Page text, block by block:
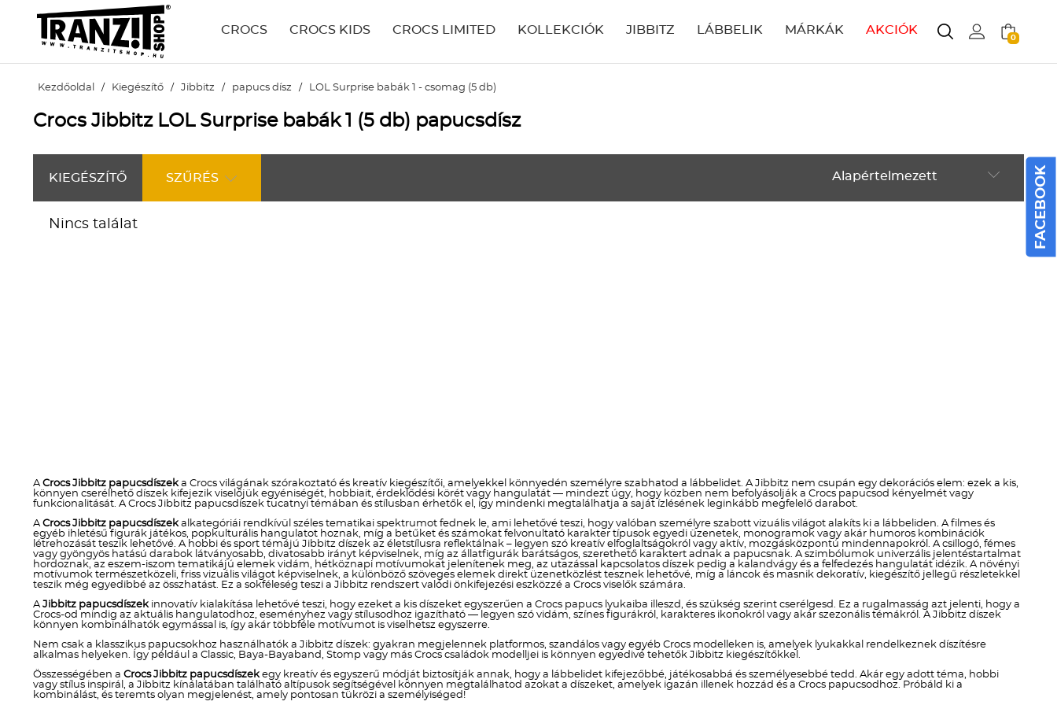
CROCS CROCS KIDS CROCS LIMITED KOLLEKCIÓK JIBBITZ LÁBBELIK MÁRKÁK AKCIÓK
0
Kezdőoldal / Kiegészítő / Jibbitz / papucs dísz / LOL Surprise babák 1 - csomag (5 db)
Crocs Jibbitz LOL Surprise babák 1 (5 db) papucsdísz
KIEGÉSZÍTŐ SZŰRÉS Alapértelmezett
Alapértelmezett
Nyári új termékek előre
Nincs találat
ACrocs Jibbitz papucsdíszeka Crocs világának szórakoztató és kreatív kiegészítői, amelyekkel könnyedén személyre szabhatod a lábbelidet. A Jibbitz nem csupán egy dekorációs elem: ezek a kis,
könnyen cserélhető díszek kifejezik viselőjük egyéniségét, hobbiait, érdeklődési körét vagy hangulatát — mindezt úgy, hogy közben nem befolyásolják a Crocs papucsod kényelmét vagy
funkcionalitását. A Crocs Jibbitz papucsdíszek tucatnyi témában és stílusban érhetők el, így mindenki megtalálhatja a saját ízlésének leginkább megfelelő darabot.
ACrocs Jibbitz papucsdíszekalkategóriái rendkívül széles tematikai spektrumot fednek le, ami lehetővé teszi, hogy valóban személyre szabott vizuális világot alakíts ki a lábbeliden. A filmes és
egyéb ihletésű figurák játékos, popkulturális hangulatot hoznak, míg a betűket és számokat felvonultató karakter típusok egyedi üzenetek, monogramok vagy akár humoros kombinációk
létrehozását teszik lehetővé. A hobbi és sport témájú Jibbitz díszek az életstílusra reflektálnak – legyen szó kreatív elfoglaltságokról vagy aktív, mozgásközpontú mindennapokról. A csillogó, fémes
vagy gyöngyös hatású darabok látványosabb, divatosabb irányt képviselnek, míg az állatfigurák barátságos, szerethető karaktert adnak a papucsnak. A szimbólumok univerzális jelentéstartalmat
hordoznak, az eszem-iszom tematikájú elemek vidám, hétköznapi motívumokat jelenítenek meg, az utazással kapcsolatos díszek pedig a kalandvágy és a felfedezés hangulatát idézik. A növényi
motívumok természetközeli, friss vizuális világot képviselnek, a különböző szöveges elemek direkt üzenetközlést tesznek lehetővé, míg a láncok és masnik dekoratív, kiegészítő jellegű részletekkel
teszik még egyedibbé az összhatást. Ez a sokféleség teszi a Jibbitz rendszert valódi önkifejezési eszközzé a Crocs viselők számára.
AJibbitz papucsdíszekinnovatív kialakítása lehetővé teszi, hogy ezeket a kis díszeket egyszerűen a Crocs papucs lyukaiba illeszd, és szükség szerint cserélgesd. Ez a rugalmasság azt jelenti, hogy a
Crocs-od mindig az aktuális hangulatodhoz, eseményhez vagy stílusodhoz igazítható — legyen szó vidám, színes figurákról, karakteres ikonokról vagy akár szezonális témákról. A Jibbitz díszek
könnyen kombinálhatók egymással is, így akár többféle motívumot is viselhetsz egyszerre.
Nem csak a klasszikus papucsokhoz használhatók a Jibbitz díszek: gyakran megjelennek platformos, szandálos vagy egyéb Crocs modelleken is, amelyek lyukakkal rendelkeznek díszítésre
alkalmas helyeken. Így például a Classic, Baya-Bayaband, Stomp vagy más Crocs családok modelljei is könnyen egyedivé tehetők Jibbitz kiegészítőkkel.
Összességében a Crocs Jibbitz papucsdíszekegy kreatív és egyszerű módját biztosítják annak, hogy a lábbelidet kifejezőbbé, játékosabbá és személyesebbé tedd. Akár egy adott téma, hobbi
vagy stílus inspirál, a Jibbitz kínálatában található altípusok segítségével könnyen megtalálhatod azokat a díszeket, amelyek igazán illenek hozzád és a Crocs papucsodhoz. Próbáld ki a
kombinálást, és teremts olyan megjelenést, amely pontosan tükrözi a személyiséged!
FACEBOOK